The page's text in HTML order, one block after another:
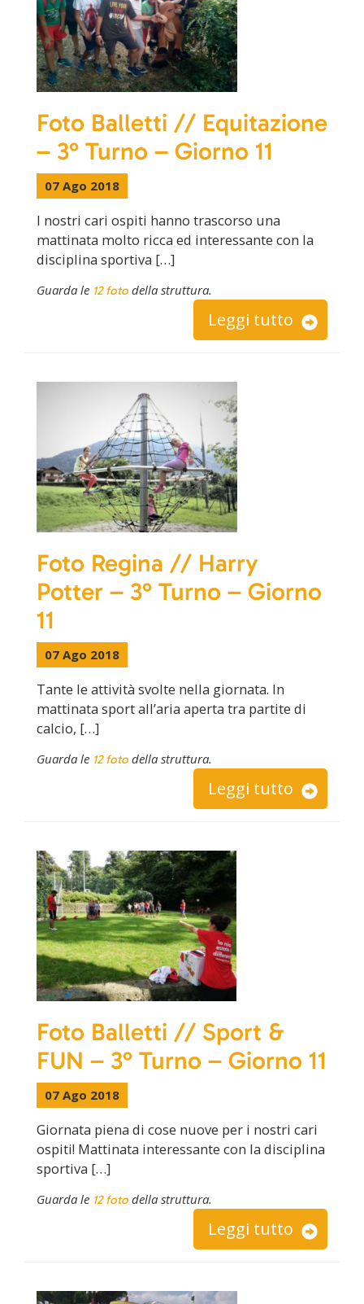
Foto Balletti // Equitazione
– 3° Turno – Giorno 11
07 Ago 2018
I nostri cari ospiti hanno trascorso una
mattinata molto ricca ed interessante con la
disciplina sportiva […]
Guarda le 12 foto della struttura.
Leggi tutto
Foto Regina // Harry
Potter – 3° Turno – Giorno
11
07 Ago 2018
Tante le attività svolte nella giornata. In
mattinata sport all’aria aperta tra partite di
calcio, […]
Guarda le 12 foto della struttura.
Leggi tutto
Foto Balletti // Sport &
FUN – 3° Turno – Giorno 11
07 Ago 2018
Giornata piena di cose nuove per i nostri cari
ospiti! Mattinata interessante con la disciplina
sportiva […]
Guarda le 12 foto della struttura.
Leggi tutto